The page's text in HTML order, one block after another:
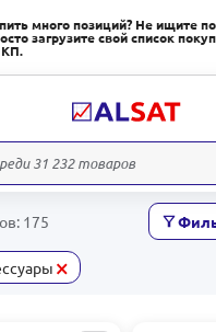
много позиций? Не ищите по
загрузите свой список
КП.
175
×